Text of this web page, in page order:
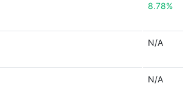
8.78%
N/A
N/A